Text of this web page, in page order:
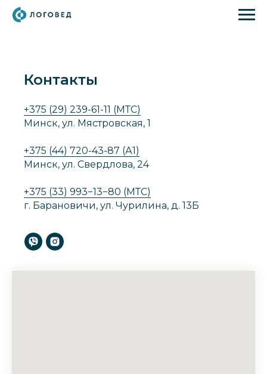
Контакты
+375 (29) 239-61-11 (МТС)
Минск, ул. Мястровская, 1
+375 (44) 720-43-87 (А1)
Минск, ул. Свердлова, 24
+375 (33) 993−13−80 (МТС)
г. Барановичи, ул. Чурилина, д. 13Б